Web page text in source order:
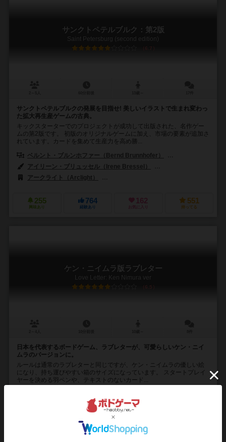
サンクトペテルブルク：第2版
Saint Petersburg (second edition)
6.7
サンクトペテルブルクの発展を目指せ! 美しいイラストで生まれ変わっ
た拡大再生産ゲームの古典。
キックスターターでのプロジェクトが成功して出版された、名作ゲー
ムの第2版です。 初版のオリジナルゲームに加え、市場の要素が追加さ
れています。カードを集めて生産力を高め勝...
ベルント・ブルンホファー（Bernd Brunnhofer）
アイリーン・ブリュッセル（Irene Bressel）
アークライト（Arclight）
255
興味あり
764
経験あり
162
お気に入り
551
持ってる
ケン・ニイムラ版ラブレター
Love Letter: Ken Nimura ver
6.5
日本を代表するボードゲーム、ラブレターが、可愛らしいケン・ニイ
ムラのバージョンに。
ルールは通常のラブレターと同じですが、ケン・ニイムラの優しい絵
になり、持ち運びやすい箱のサイズになっています。 スタートプレイ
ヤーを決める羽ペンや、テキストのないカード...
ケン・ニイムラ（Ken Niimura）